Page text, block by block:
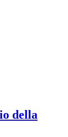
della